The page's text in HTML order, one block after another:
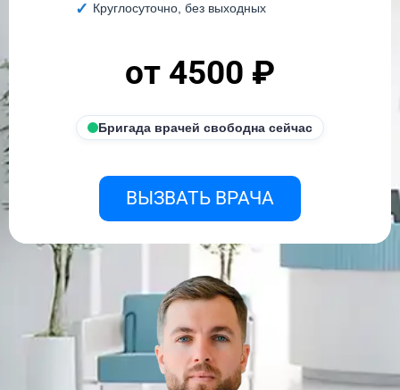
Круглосуточно, без выходных
от 4500 ₽
Бригада врачей свободна сейчас
ВЫЗВАТЬ ВРАЧА